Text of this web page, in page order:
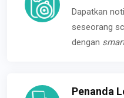
Dapatkan
seseorang
dengan
Penanda